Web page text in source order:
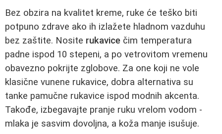
Bez obzira na kvalitet kreme, ruke će teško biti
potpuno zdrave ako ih izlažete hladnom vazduhu
bez zaštite. Nosite rukavice čim temperatura
padne ispod 10 stepeni, a po vetrovitom vremenu
obavezno pokrijte zglobove. Za one koji ne vole
klasične vunene rukavice, dobra alternativa su
tanke pamučne rukavice ispod modnih akcenta.
Takođe, izbegavajte pranje ruku vrelom vodom -
mlaka je sasvim dovoljna, a koža manje isušuje.